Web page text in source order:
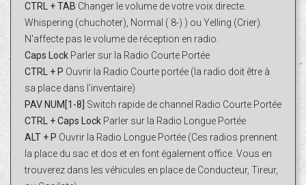
CTRL + TAB Changer le volume de votre voix directe.
Whispering (chuchoter), Normal ( 8-) ) ou Yelling (Crier).
N'affecte pas le volume de réception en radio.
Caps Lock Parler sur la Radio Courte Portée
CTRL + P Ouvrir la Radio Courte portée (la radio doit être à
sa place dans l'inventaire)
PAV NUM[1-8] Switch rapide de channel Radio Courte Portée
CTRL + Caps Lock Parler sur la Radio Longue Portée
ALT + P Ouvrir la Radio Longue Portée (Ces radios prennent
la place du sac et dos et en font également office. Vous en
trouverez dans les véhicules en place de Conducteur, Tireur,